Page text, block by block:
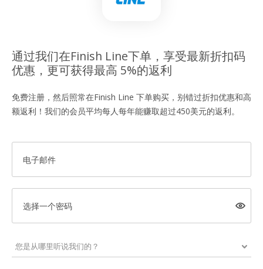
通过我们在Finish Line下单，享受最新折扣码
优惠，更可获得最高 5%的返利
免费注册，然后照常在Finish Line 下单购买，别错过折扣优惠和高
额返利！我们的会员平均每人每年能赚取超过450美元的返利。
电子邮件
选择一个密码